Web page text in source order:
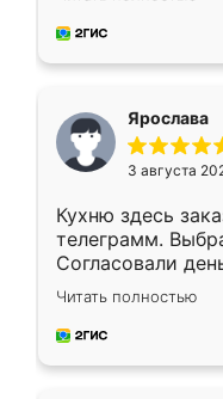
для замера
предложил по
Ярослава
3 августа
Кухню здесь
телеграмм.
Согласовали
недели кухня
довольны
мебель за
Читать полностью